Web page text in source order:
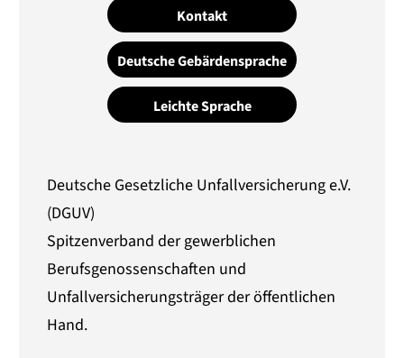
Kontakt
Deutsche Gebärdensprache
Leichte Sprache
Deutsche Gesetzliche Unfallversicherung e.V.
(DGUV)
Spitzenverband der gewerblichen
Berufsgenossenschaften und
Unfallversicherungsträger der öffentlichen
Hand.